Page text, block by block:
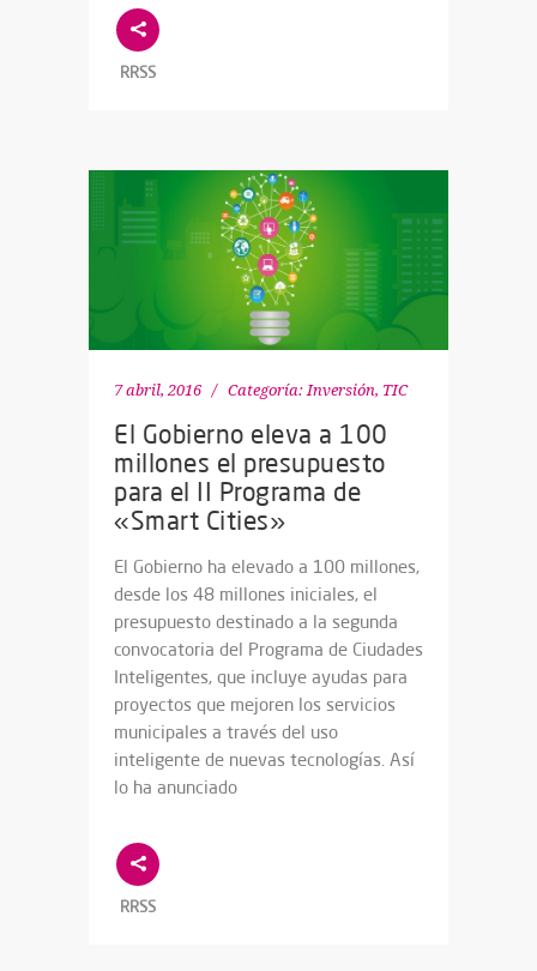
RRSS
7 abril, 2016 Categoría: Inversión, TIC
El Gobierno eleva a 100
millones el presupuesto
para el II Programa de
«Smart Cities»
El Gobierno ha elevado a 100 millones,
desde los 48 millones iniciales, el
presupuesto destinado a la segunda
convocatoria del Programa de Ciudades
Inteligentes, que incluye ayudas para
proyectos que mejoren los servicios
municipales a través del uso
inteligente de nuevas tecnologías. Así
lo ha anunciado
RRSS